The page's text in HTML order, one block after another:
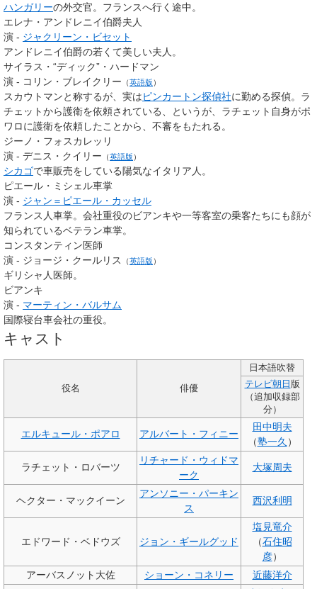
ハンガリーの外交官。フランスへ行く途中。
エレナ・アンドレニイ伯爵夫人
演 - ジャクリーン・ビセット
アンドレニイ伯爵の若くて美しい夫人。
サイラス・“ディック”・ハードマン
演 - コリン・ブレイクリー （英語版 ）
スカウトマンと称するが、実はピンカートン探偵社に勤める探偵。ラ
チェットから護衛を依頼されている、というが、ラチェット自身がポ
ワロに護衛を依頼したことから、不審をもたれる。
ジーノ・フォスカレッリ
演 - デニス・クイリー （英語版 ）
シカゴで車販売をしている陽気なイタリア人。
ピエール・ミシェル車掌
演 - ジャン＝ピエール・カッセル
フランス人車掌。会社重役のビアンキや一等客室の乗客たちにも顔が
知られているベテラン車掌。
コンスタンティン医師
演 - ジョージ・クールリス （英語版 ）
ギリシャ人医師。
ビアンキ
演 - マーティン・バルサム
国際寝台車会社の重役。
キャスト
役名 俳優
日本語吹替
テレビ朝日 版
（追加収録部
分）
エルキュール・ポアロ アルバート・フィニー
田中明夫
（塾一久 ）
ラチェット・ロバーツ
リチャード・ウィドマ
ーク
大塚周夫
ヘクター・マックイーン
アンソニー・パーキン
ス
西沢利明
エドワード・ベドウズ ジョン・ギールグッド
塩見竜介
（石住昭
彦）
アーバスノット大佐
ショーン・コネリー 近藤洋介